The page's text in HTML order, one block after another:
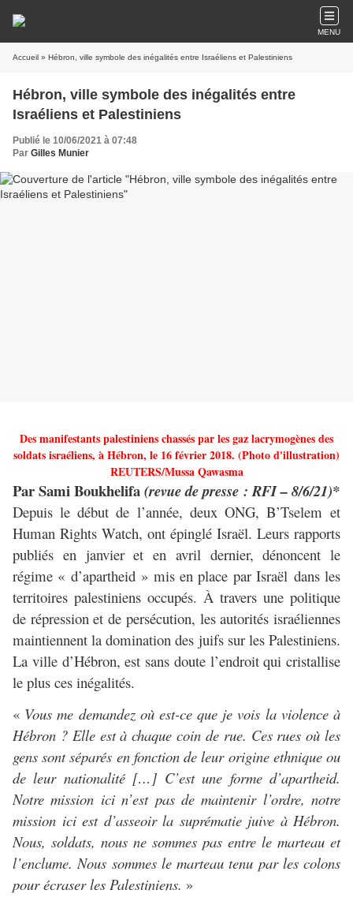
MENU
Accueil » Hébron, ville symbole des inégalités entre Israéliens et Palestiniens
Hébron, ville symbole des inégalités entre
Israéliens et Palestiniens
Publié le 10/06/2021 à 07:48
Par Gilles Munier
Des manifestants palestiniens chassés par les gaz lacrymogènes des
soldats israéliens, à Hébron, le 16 février 2018. (Photo d'illustration)
REUTERS/Mussa Qawasma
Par Sami Boukhelifa(revue de presse : RFI – 8/6/21)*
Depuis le début de l’année, deux ONG, B’Tselem et
Human Rights Watch, ont épinglé Israël. Leurs rapports
publiés en janvier et en avril dernier, dénoncent le
régime « d’apartheid » mis en place par Israël dans les
territoires palestiniens occupés. À travers une politique
de répression et de persécution, les autorités israéliennes
maintiennent la domination des juifs sur les Palestiniens.
La ville d’Hébron, est sans doute l’endroit qui cristallise
le plus ces inégalités.
« Vous me demandez où est-ce que je vois la violence à
Hébron ? Elle est à chaque coin de rue. Ces rues où les
gens sont séparés en fonction de leur origine ethnique ou
de leur nationalité […] C’est une forme d’apartheid.
Notre mission ici n’est pas de maintenir l’ordre, notre
mission ici est d’asseoir la suprématie juive à Hébron.
Nous, soldats, nous ne sommes pas entre le marteau et
l’enclume. Nous sommes le marteau tenu par les colons
pour écraser les Palestiniens. »